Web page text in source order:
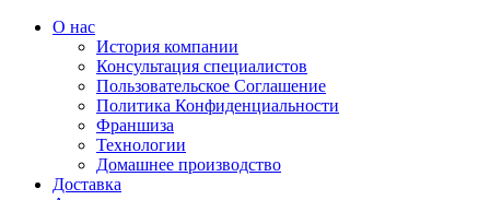
О нас
История компании
Консультация специалистов
Пользовательское Соглашение
Политика Конфиденциальности
Франшиза
Технологии
Домашнее производство
Доставка